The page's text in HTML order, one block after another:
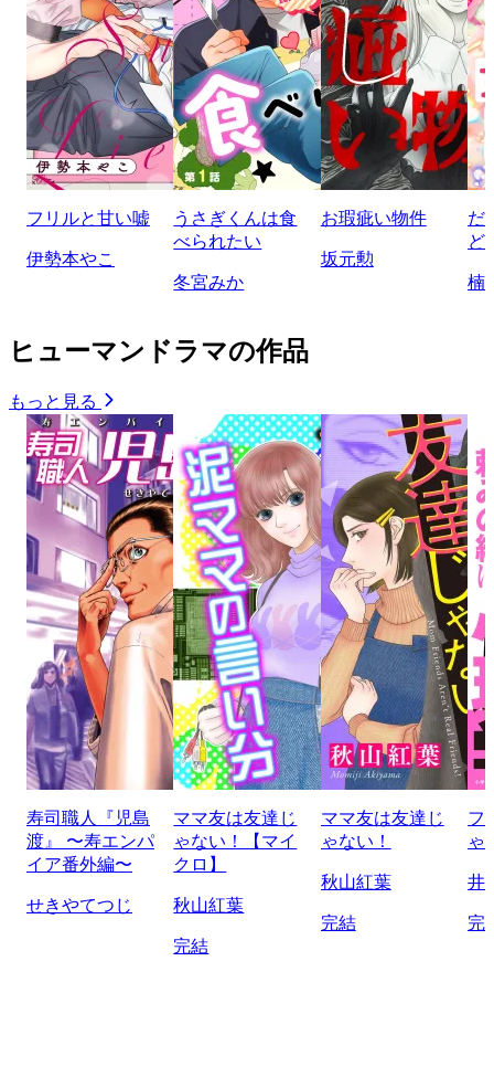
フリルと甘い嘘
伊勢本やこ
うさぎくんは食
べられたい
冬宮みか
お瑕疵い物件
坂元勲
だ
ど
楠
ヒューマンドラマの作品
もっと見る
寿司職人『児島
渡』 〜寿エンパ
イア番外編〜
せきやてつじ
ママ友は友達じ
ゃない！【マイ
クロ】
秋山紅葉
完結
ママ友は友達じ
ゃない！
秋山紅葉
完結
フ
ゃ
井
完